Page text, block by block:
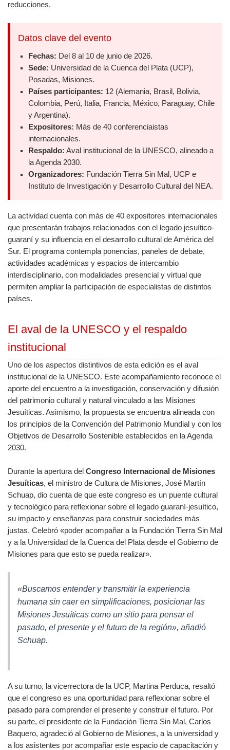
reducciones.
Datos clave del evento
Fechas: Del 8 al 10 de junio de 2026.
Sede: Universidad de la Cuenca del Plata (UCP),
Posadas, Misiones.
Países participantes: 12 (Alemania, Brasil, Bolivia,
Colombia, Perú, Italia, Francia, México, Paraguay, Chile
y Argentina).
Expositores: Más de 40 conferenciaistas
internacionales.
Respaldo: Aval institucional de la UNESCO, alineado a
la Agenda 2030.
Organizadores: Fundación Tierra Sin Mal, UCP e
Instituto de Investigación y Desarrollo Cultural del NEA.
La actividad cuenta con más de 40 expositores internacionales
que presentarán trabajos relacionados con el legado jesuítico-
guaraní y su influencia en el desarrollo cultural de América del
Sur. El programa contempla ponencias, paneles de debate,
actividades académicas y espacios de intercambio
interdisciplinario, con modalidades presencial y virtual que
permiten ampliar la participación de especialistas de distintos
países.
El aval de la UNESCO y el respaldo
institucional
Uno de los aspectos distintivos de esta edición es el aval
institucional de la UNESCO. Este acompañamiento reconoce el
aporte del encuentro a la investigación, conservación y difusión
del patrimonio cultural y natural vinculado a las Misiones
Jesuíticas. Asimismo, la propuesta se encuentra alineada con
los principios de la Convención del Patrimonio Mundial y con los
Objetivos de Desarrollo Sostenible establecidos en la Agenda
2030.
Durante la apertura del Congreso Internacional de Misiones
Jesuíticas, el ministro de Cultura de Misiones, José Martín
Schuap, dio cuenta de que este congreso es un puente cultural
y tecnológico para reflexionar sobre el legado guaraní-jesuítico,
su impacto y enseñanzas para construir sociedades más
justas. Celebró «poder acompañar a la Fundación Tierra Sin Mal
y a la Universidad de la Cuenca del Plata desde el Gobierno de
Misiones para que esto se pueda realizar».
«Buscamos entender y transmitir la experiencia
humana sin caer en simplificaciones, posicionar las
Misiones Jesuíticas como un sitio para pensar el
pasado, el presente y el futuro de la región», añadió
Schuap.
A su turno, la vicerrectora de la UCP, Martina Perduca, resaltó
que el congreso es una oportunidad para reflexionar sobre el
pasado para comprender el presente y construir el futuro. Por
su parte, el presidente de la Fundación Tierra Sin Mal, Carlos
Baquero, agradeció al Gobierno de Misiones, a la universidad y
a los asistentes por acompañar este espacio de capacitación y